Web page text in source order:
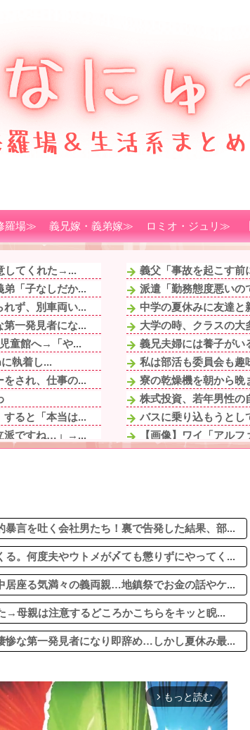
羅場≫ 義兄嫁・義弟嫁≫ ロミオ・ジュリ≫
してくれた→...
「子なしだか...
ず、別車両い...
一発見者にな...
童館へ→「や...
執着し...
され、仕事の...
ると「本当は...
派ですね…」→...
「確かに...
はウワキ性だ...
義父「事故を起こす
派遣「勤務態度悪いの
中学の夏休みに友達と
大学の時、クラスの大
義兄夫婦には養子がい
私は部活も委員会も趣
寮の乾燥機を朝から晩
株式投資、若年男性
バスに乗り込もうと
【画像】ワイ「アル
【胸糞】友人B「こう
【画像】誰とエッチ
言を吐く会社男たち！裏で告発した結果、部...
。何度夫やウトメが〆ても懲りずにやってく...
居座る気満々の義両親…地鎮祭でお金の話やケ...
→母親は注意するどころかこちらをキッと睨...
惨な第一発見者になり即辞め…しかし夏休み最...
arrow_forward_ios もっと読む